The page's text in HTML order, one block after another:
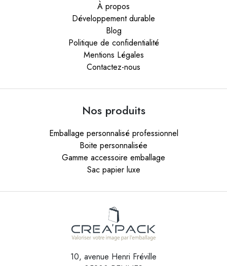
10, avenue Henri Fréville
À propos
Développement durable
Blog
Politique de confidentialité
Mentions Légales
Contactez-nous
Nos produits
Emballage personnalisé professionnel
Boite personnalisée
Gamme accessoire emballage
Sac papier luxe